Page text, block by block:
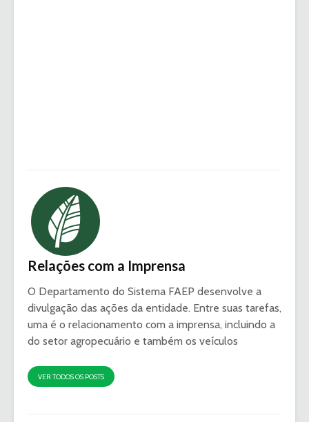
Relações com a Imprensa
O Departamento do Sistema FAEP desenvolve a
divulgação das ações da entidade. Entre suas tarefas,
uma é o relacionamento com a imprensa, incluindo a
do setor agropecuário e também os veículos
VER TODOS OS POSTS